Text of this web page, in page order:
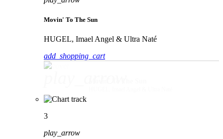
Movin' To The Sun
HUGEL, Imael Angel & Ultra Naté
add_shopping_cart
3
play_arrow